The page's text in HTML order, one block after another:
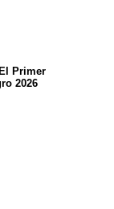
Primer
2026